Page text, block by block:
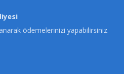
ödemelerinizi yapabilirsiniz.